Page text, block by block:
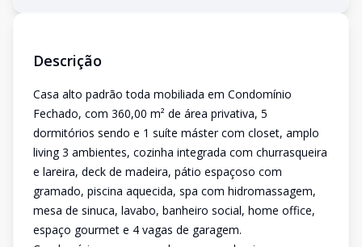
Descrição
Casa alto padrão toda mobiliada em Condomínio
Fechado, com 360,00 m² de área privativa, 5
dormitórios sendo e 1 suíte máster com closet, amplo
living 3 ambientes, cozinha integrada com churrasqueira
e lareira, deck de madeira, pátio espaçoso com
gramado, piscina aquecida, spa com hidromassagem,
mesa de sinuca, lavabo, banheiro social, home office,
espaço gourmet e 4 vagas de garagem.